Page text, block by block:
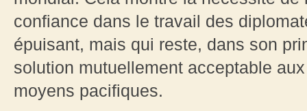
confiance dans le travail des
épuisant, mais qui reste, dans son
solution mutuellement acceptable
moyens pacifiques.